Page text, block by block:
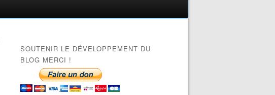
SOUTENIR LE DÉVELOPPEMENT DU
BLOG MERCI !